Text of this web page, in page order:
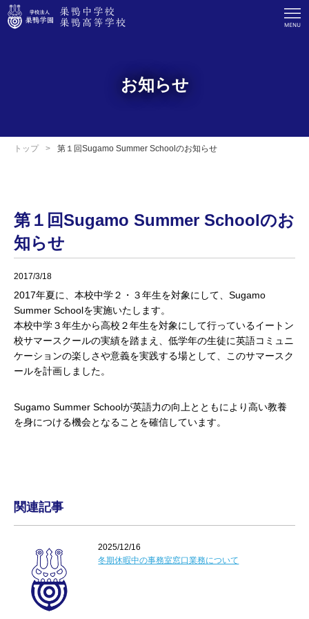
お知らせ
トップ 第１回Sugamo Summer Schoolのお知らせ
第１回Sugamo Summer Schoolのお
知らせ
2017/3/18
2017年夏に、本校中学２・３年生を対象にして、Sugamo
Summer Schoolを実施いたします。
本校中学３年生から高校２年生を対象にして行っているイートン
校サマースクールの実績を踏まえ、低学年の生徒に英語コミュニ
ケーションの楽しさや意義を実践する場として、このサマースク
ールを計画しました。
Sugamo Summer Schoolが英語力の向上とともにより高い教養
を身につける機会となることを確信しています。
関連記事
2025/12/16
冬期休暇中の事務室窓口業務について